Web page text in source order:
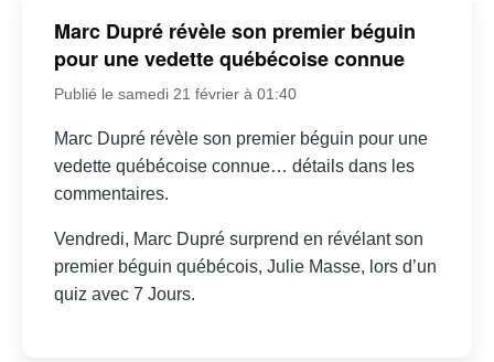
Marc Dupré révèle son premier béguin
pour une vedette québécoise connue
Publié le samedi 21 février à 01:40
Marc Dupré révèle son premier béguin pour une
vedette québécoise connue… détails dans les
commentaires.
Vendredi, Marc Dupré surprend en révélant son
premier béguin québécois, Julie Masse, lors d’un
quiz avec 7 Jours.